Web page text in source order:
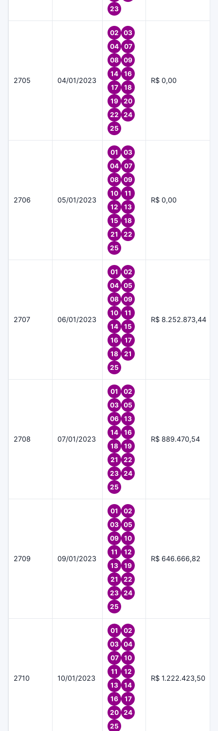
23
2705 04/01/2023
02
03
04
07
08
09
14
16
17
18
19
20
22
24
25
R$ 0,00
2706 05/01/2023
01
03
04
07
08
09
10
11
12
13
15
18
21
22
25
R$ 0,00
2707 06/01/2023
01
02
04
05
08
09
10
11
14
15
16
17
18
21
25
R$ 8.252.873,44
2708 07/01/2023
01
02
03
05
06
13
14
16
18
19
21
22
23
24
25
R$ 889.470,54
2709 09/01/2023
01
02
03
05
09
10
11
12
13
19
21
22
23
24
25
R$ 646.666,82
2710 10/01/2023
01
02
03
04
07
10
11
12
13
14
16
17
20
24
25
R$ 1.222.423,50